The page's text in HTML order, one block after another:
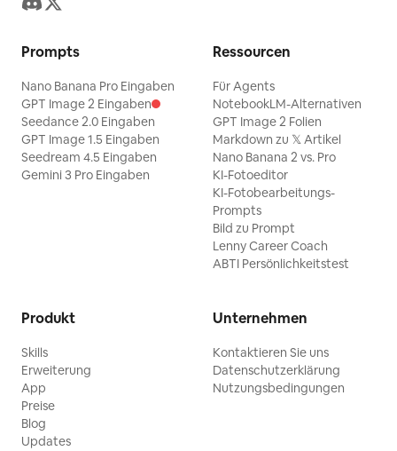
Prompts
Nano Banana Pro Eingaben
GPT Image 2 Eingaben
Seedance 2.0 Eingaben
GPT Image 1.5 Eingaben
Seedream 4.5 Eingaben
Gemini 3 Pro Eingaben
Ressourcen
Für Agents
NotebookLM-Alternativen
GPT Image 2 Folien
Markdown zu 𝕏 Artikel
Nano Banana 2 vs. Pro
KI-Fotoeditor
KI-Fotobearbeitungs-
Prompts
Bild zu Prompt
Lenny Career Coach
ABTI Persönlichkeitstest
Produkt
Skills
Erweiterung
App
Preise
Blog
Updates
Unternehmen
Kontaktieren Sie uns
Datenschutzerklärung
Nutzungsbedingungen